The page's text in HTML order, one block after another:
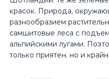
красок. Природа,
разнообразием
самшитовые леса с
альпийскими лугами.
только приятен, но и